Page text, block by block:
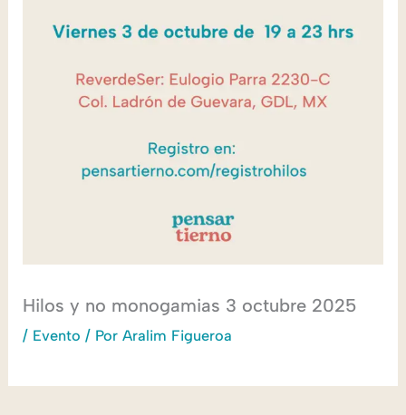
Hilos y no monogamias 3 octubre 2025
/ Evento / PorAralim Figueroa